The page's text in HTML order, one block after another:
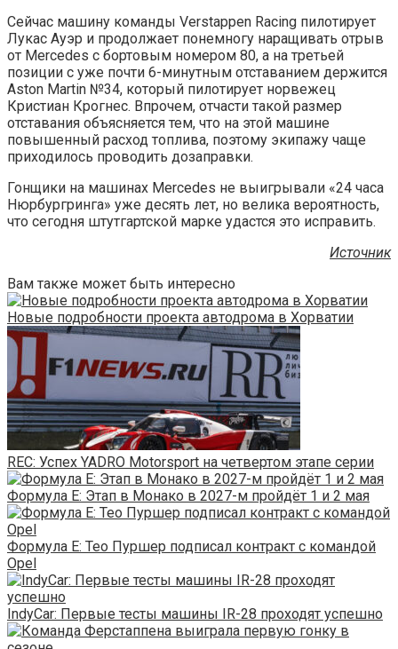
Сейчас машину команды Verstappen Racing пилотирует
Лукас Ауэр и продолжает понемногу наращивать отрыв
от Mercedes с бортовым номером 80, а на третьей
позиции с уже почти 6-минутным отставанием держится
Aston Martin №34, который пилотирует норвежец
Кристиан Крогнес. Впрочем, отчасти такой размер
отставания объясняется тем, что на этой машине
повышенный расход топлива, поэтому экипажу чаще
приходилось проводить дозаправки.
Гонщики на машинах Mercedes не выигрывали «24 часа
Нюрбургринга» уже десять лет, но велика вероятность,
что сегодня штутгартской марке удастся это исправить.
Источник
Вам также может быть интересно
Новые подробности проекта автодрома в Хорватии
REC: Успех YADRO Motorsport на четвертом этапе серии
Формула E: Этап в Монако в 2027-м пройдёт 1 и 2 мая
Формула E: Тео Пуршер подписал контракт с командой
Opel
IndyCar: Первые тесты машины IR-28 проходят успешно